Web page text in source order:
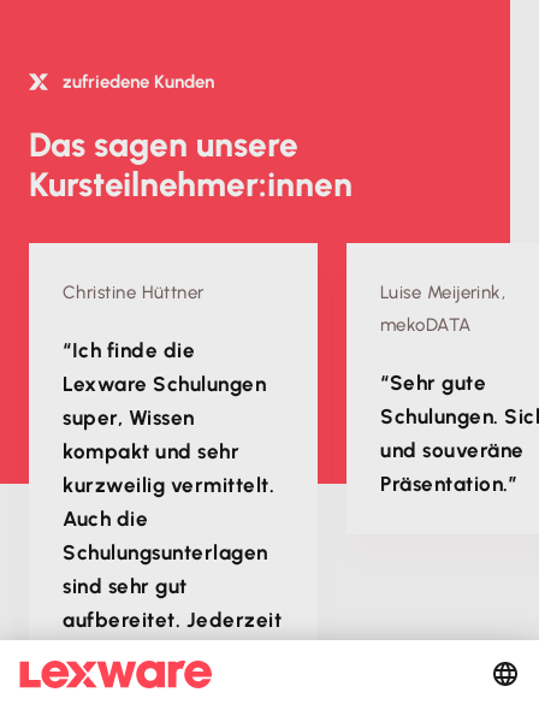
zufriedene Kunden
Das sagen unsere
Kursteilnehmer:innen
Christine Hüttner
“Ich finde die
Lexware Schulungen
super, Wissen
kompakt und sehr
kurzweilig vermittelt.
Auch die
Schulungsunterlagen
sind sehr gut
aufbereitet. Jederzeit
Luise Meijerink,
mekoDATA
“Sehr gute
Schulungen.
und souveräne
Präsentation.”